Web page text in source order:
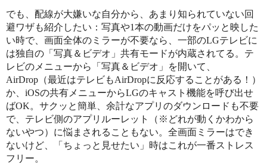
でも、配線が大嫌いな自分から、あまり知られていない回
避ワザも紹介したい：写真や1本の動画だけをパッと映した
い時で、画面全体のミラーが不要なら、一部のLGテレビに
は独自の「写真＆ビデオ」共有モードが内蔵されてる。テ
レビのメニューから「写真＆ビデオ」を開いて、
AirDrop（最近はテレビもAirDropに反応することがある！）
か、iOSの共有メニューからLGのキャスト機能を呼び出せ
ばOK。サクッと簡単、余計なアプリのダウンロードも不要
で、テレビ側のアプリルーレット（※どれが動くかわから
ないやつ）に悩まされることもない。全画面ミラーはでき
ないけど、「ちょっと見せたい」時はこれが一番ストレス
フリー。